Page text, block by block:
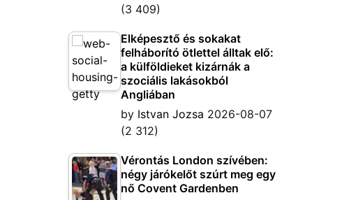
(3 409)
Elképesztő és sokakat
felháborító ötlettel álltak elő:
a külföldieket kizárnák a
szociális lakásokból
Angliában
by Istvan Jozsa 2026-08-07
(2 312)
Vérontás London szívében:
négy járókelőt szúrt meg egy
nő Covent Gardenben